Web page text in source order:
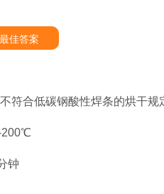
佳答案
符合低碳钢酸性焊条的烘干规
200℃
钟